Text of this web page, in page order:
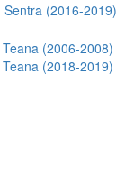
Sentra (2016-2019)
Teana (2006-2008)
Teana (2018-2019)